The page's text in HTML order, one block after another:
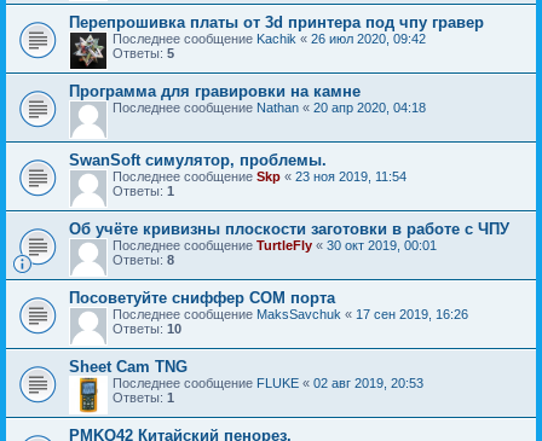
Перепрошивка платы от 3d принтера под чпу гравер
Последнее сообщение Kachik « 26 июл 2020, 09:42
Ответы: 5
Программа для гравировки на камне
Последнее сообщение Nathan « 20 апр 2020, 04:18
SwanSoft симулятор, проблемы.
Последнее сообщение Skp « 23 ноя 2019, 11:54
Ответы: 1
Об учёте кривизны плоскости заготовки в работе с ЧПУ
Последнее сообщение TurtleFly « 30 окт 2019, 00:01
Ответы: 8
Посоветуйте сниффер СОМ порта
Последнее сообщение MaksSavchuk « 17 сен 2019, 16:26
Ответы: 10
Sheet Cam TNG
Последнее сообщение FLUKE « 02 авг 2019, 20:53
Ответы: 1
PMKQ42 Китайский пенорез.